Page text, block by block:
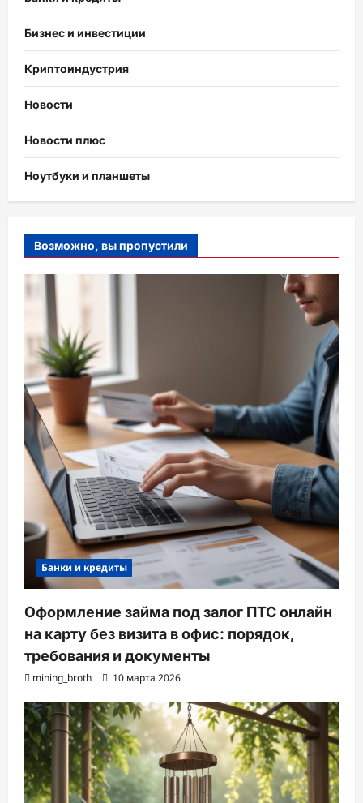
Бизнес и инвестиции
Криптоиндустрия
Новости
Новости плюс
Ноутбуки и планшеты
Возможно, вы пропустили
Банки и кредиты
Оформление займа под залог ПТС онлайн
на карту без визита в офис: порядок,
требования и документы
mining_broth 10 марта 2026